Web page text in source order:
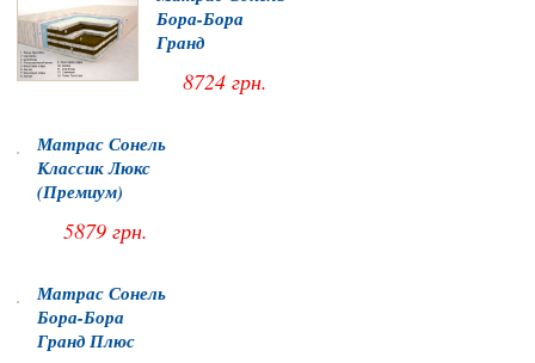
Бора-Бора
Гранд
8724 грн.
Матрас Сонель
Классик Люкс
(Премиум)
5879 грн.
Матрас Сонель
Бора-Бора
Гранд Плюс